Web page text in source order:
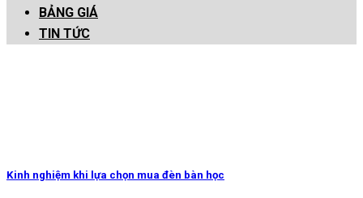
BẢNG GIÁ
TIN TỨC
Kinh nghiệm khi lựa chọn mua đèn bàn học